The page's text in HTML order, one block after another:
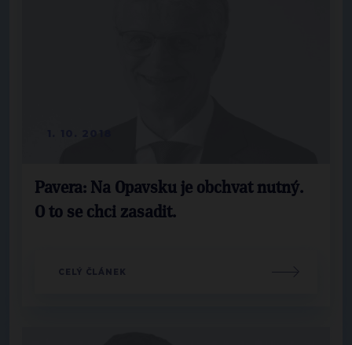
Pavera: Na Opavsku je obchvat nutný.
O to se chci zasadit.
CELÝ ČLÁNEK